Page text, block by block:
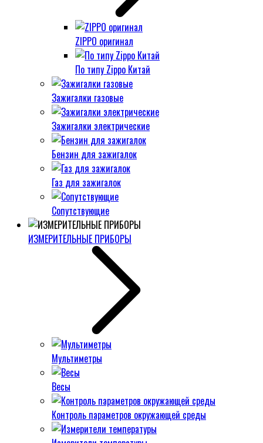
ZIPPO оригинал
По типу Zippo Китай
Зажигалки газовые
Зажигалки электрические
Бензин для зажигалок
Газ для зажигалок
Сопутствующие
ИЗМЕРИТЕЛЬНЫЕ ПРИБОРЫ
Мультиметры
Весы
Контроль параметров окружающей среды